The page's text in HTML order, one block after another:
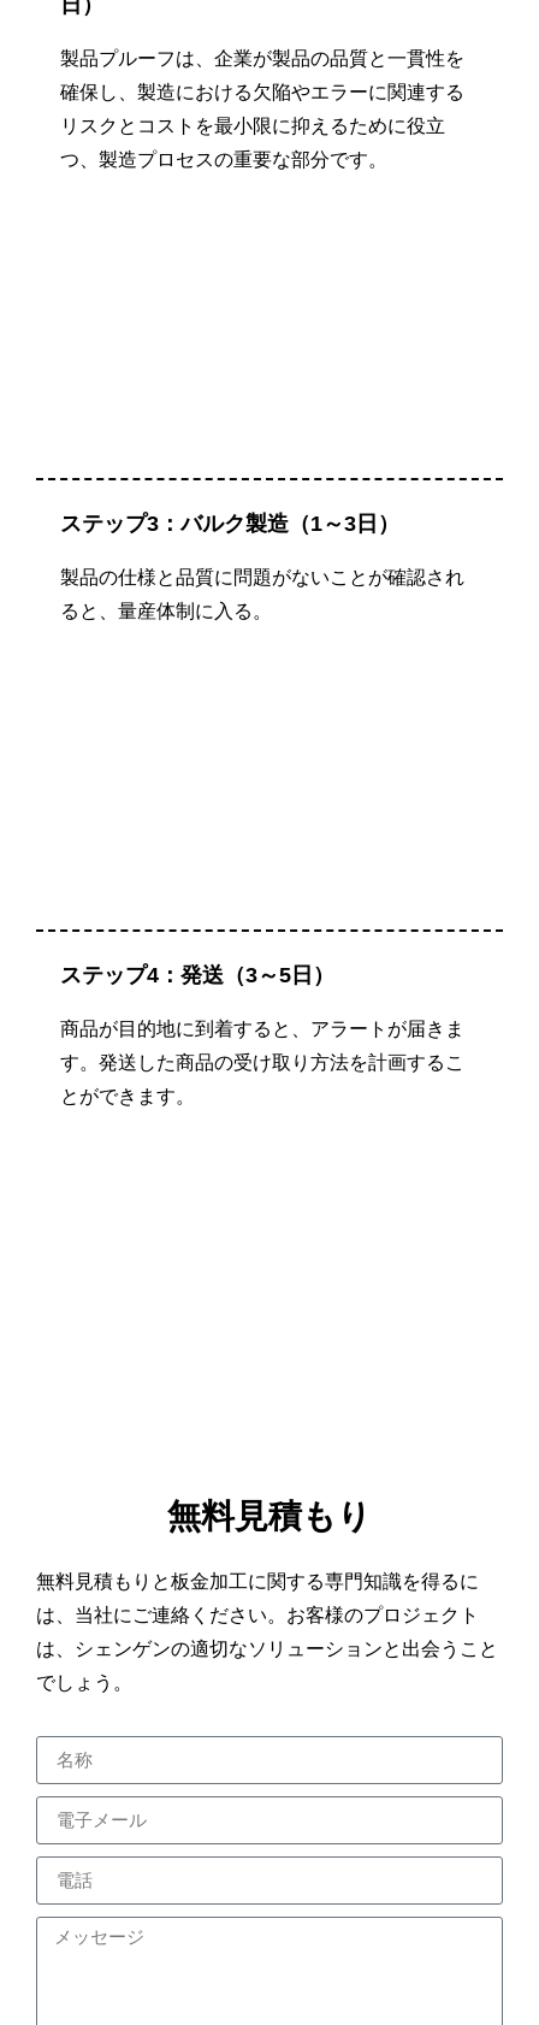
日）
製品プルーフは、企業が製品の品質と一貫性を
確保し、製造における欠陥やエラーに関連する
リスクとコストを最小限に抑えるために役立
つ、製造プロセスの重要な部分です。
ステップ3：バルク製造（1～3日）
製品の仕様と品質に問題がないことが確認され
ると、量産体制に入る。
ステップ4：発送（3～5日）
商品が目的地に到着すると、アラートが届きま
す。発送した商品の受け取り方法を計画するこ
とができます。
無料見積もり
無料見積もりと板金加工に関する専門知識を得るに
は、当社にご連絡ください。お客様のプロジェクト
は、シェンゲンの適切なソリューションと出会うこと
でしょう。